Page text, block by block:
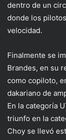
dentro de un
donde los
velocidad.
Finalmente se
Brandes, en su
como copiloto,
dakariano de
En la categoría
triunfo en la
Choy se llevó